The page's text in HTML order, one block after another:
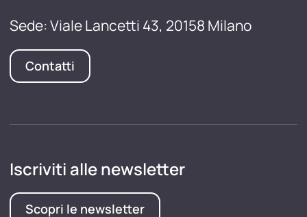
Sede: Viale Lancetti 43, 20158 Milano
Contatti
Iscriviti alle newsletter
Scopri le newsletter